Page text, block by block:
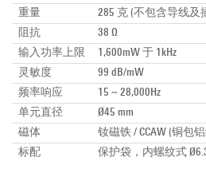
重量
285 克 (不包含导线及
阻抗
38 Ω
输入功率上限
1,600mW 于 1kHz
灵敏度
99 dB/mW
频率响应
15 ~ 28,000Hz
单元直径
Ø45 mm
磁体
钕磁铁 / CCAW (铜包
标配
保护袋，内螺纹式